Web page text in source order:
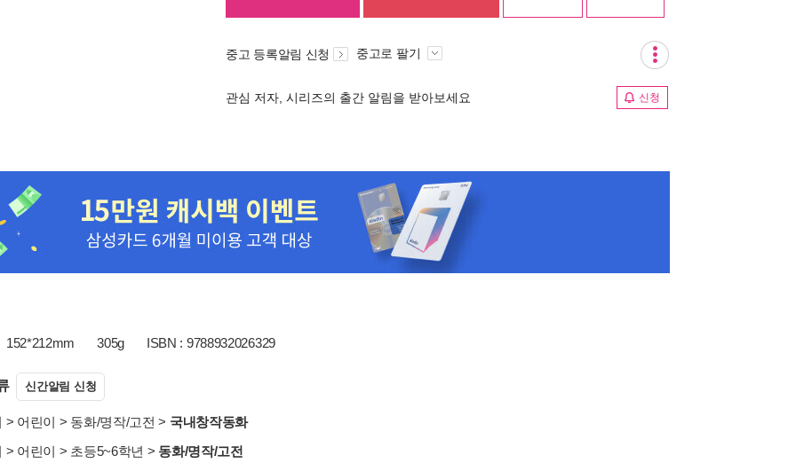
중고 등록알림 신청 중고로 팔기
관심 저자, 시리즈의 출간 알림을 받아보세요 신청
152*212mm 305g ISBN : 9788932026329
신간알림 신청
> 어린이 > 동화/명작/고전 > 국내창작동화
> 어린이 > 초등5~6학년 > 동화/명작/고전